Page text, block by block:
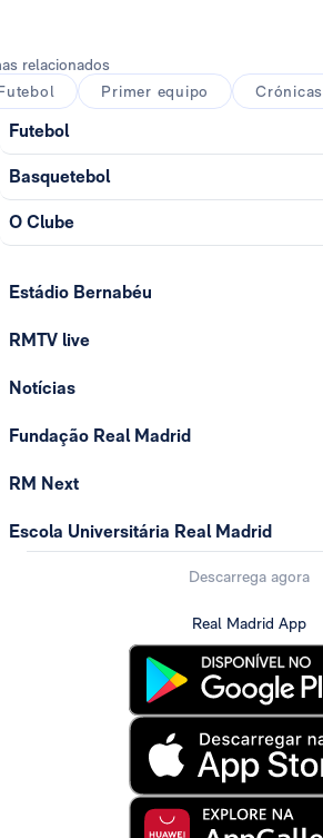
relacionados
Primer equipo Crónicas
Futebol
Basquetebol
O Clube
Estádio Bernabéu
RMTV live
Notícias
Fundação Real Madrid
RM Next
Escola Universitária Real Madrid
Descarrega agora
Real Madrid App